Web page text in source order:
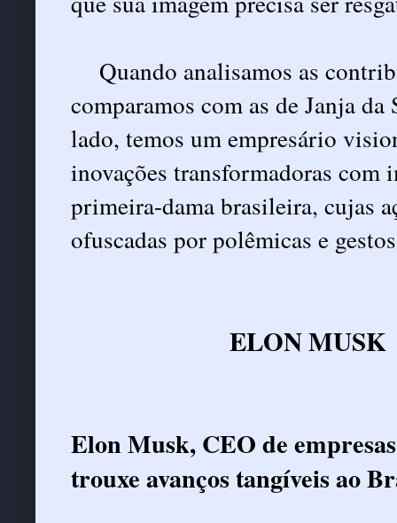
Quando analisamos as
comparamos com as de Janja
lado, temos um empresário
inovações transformadoras
primeira-dama brasileira, cujas
ofuscadas por polêmicas e
ELON
Elon Musk, CEO de
trouxe avanços tangíveis ao